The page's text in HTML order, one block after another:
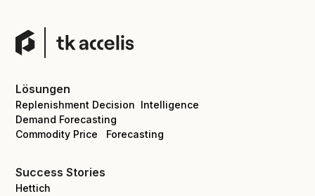
Lösungen
Replenishment Decision Intelligence
Demand Forecasting
Commodity Price Forecasting
Success Stories
Hettich